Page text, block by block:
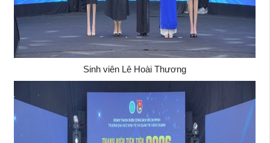
Sinh viên Lê Hoài Thương